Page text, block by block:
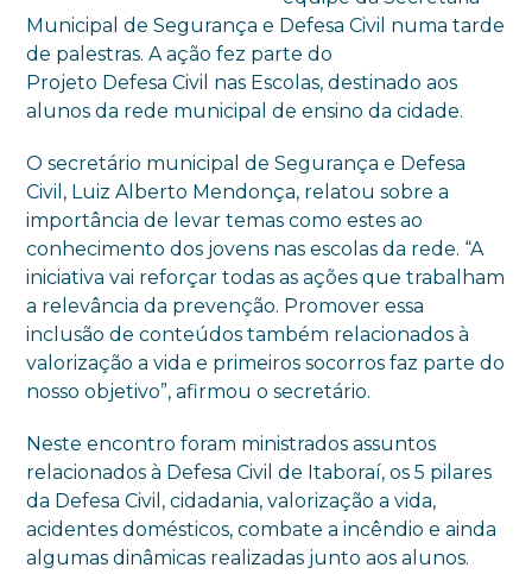
Municipal de Segurança e Defesa Civil numa tarde
de palestras. A ação fez parte do
Projeto Defesa Civil nas Escolas, destinado aos
alunos da rede municipal de ensino da cidade.
O secretário municipal de Segurança e Defesa
Civil, Luiz Alberto Mendonça, relatou sobre a
importância de levar temas como estes ao
conhecimento dos jovens nas escolas da rede. “A
iniciativa vai reforçar todas as ações que trabalham
a relevância da prevenção. Promover essa
inclusão de conteúdos também relacionados à
valorização a vida e primeiros socorros faz parte do
nosso objetivo”, afirmou o secretário.
Neste encontro foram ministrados assuntos
relacionados à Defesa Civil de Itaboraí, os 5 pilares
da Defesa Civil, cidadania, valorização a vida,
acidentes domésticos, combate a incêndio e ainda
algumas dinâmicas realizadas junto aos alunos.